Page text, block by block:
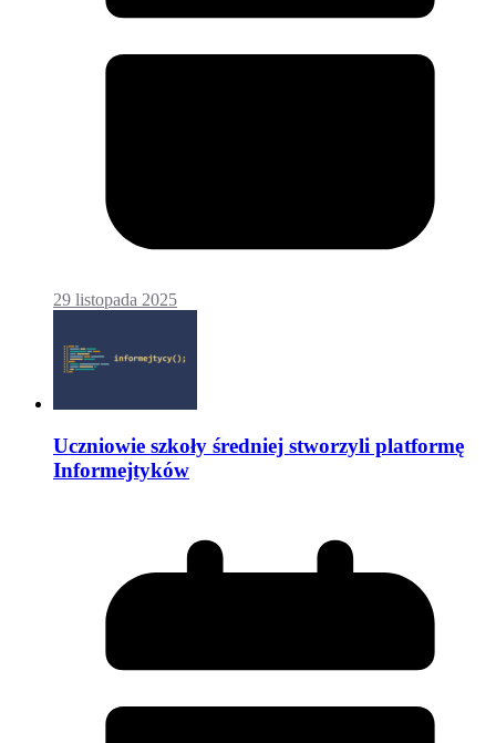
29 listopada 2025
Uczniowie szkoły średniej stworzyli platformę
Informejtyków